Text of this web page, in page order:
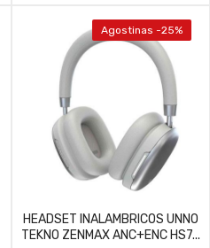
Agostinas -25%
HEADSET INALAMBRICOS UNNO
TEKNO ZENMAX ANC+ENC HS7...